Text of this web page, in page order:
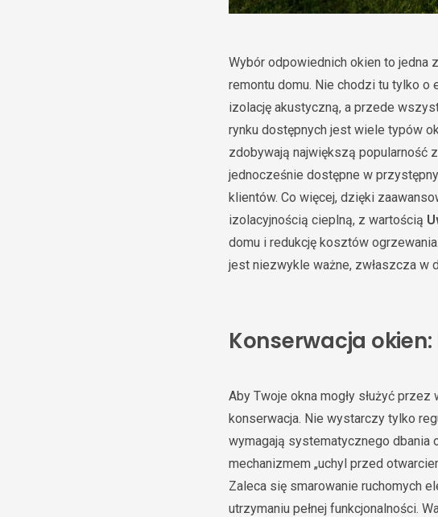
Wybór odpowiednich okien to jedna
remontu domu. Nie chodzi tu tylko
izolację akustyczną, a przede
rynku dostępnych jest wiele typów
zdobywają największą popularność
jednocześnie dostępne w
klientów. Co więcej, dzięki
izolacyjnością cieplną, z wartością
domu i redukcję kosztów
jest niezwykle ważne, zwłaszcza w
Konserwacja okien:
Aby Twoje okna mogły służyć
konserwacja. Nie wystarczy tylko
wymagają systematycznego dbania
mechanizmem „uchyl przed
Zaleca się smarowanie ruchomych
utrzymaniu pełnej funkcjonalności.